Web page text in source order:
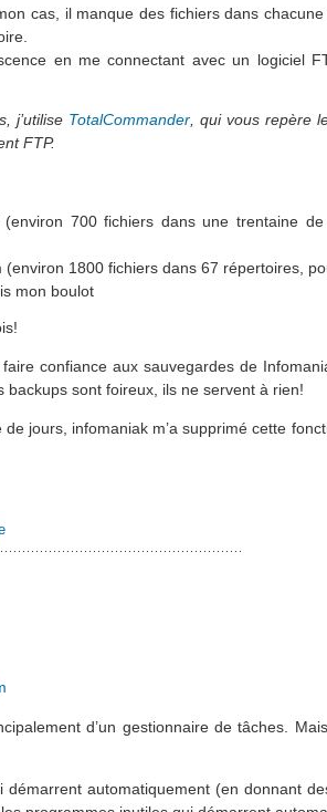
cas, il manque des fichiers dans
en me connectant avec un logiciel
j’utilise TotalCommander , qui vous repère
FTP.
(environ 700 fichiers dans une trentaine
(environ 1800 fichiers dans 67 répertoires,
mon boulot
confiance aux sauvegardes de
sont foireux, ils ne servent à rien!
jours, infomaniak m’a supprimé cette
d’un gestionnaire de tâches.
automatiquement (en donnant